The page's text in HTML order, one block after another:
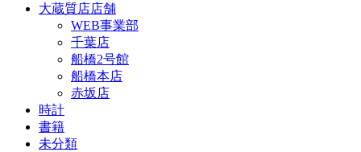
大蔵質店店舗
WEB事業部
千葉店
船橋2号館
船橋本店
赤坂店
時計
書籍
未分類